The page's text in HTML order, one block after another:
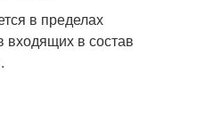
в пределах
входящих в состав